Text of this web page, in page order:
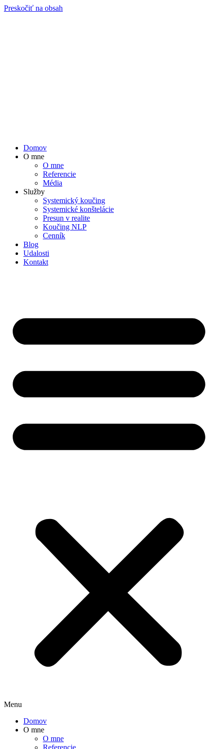
Preskočiť na obsah
Domov
O mne
O mne
Referencie
Média
Služby
Systemický koučing
Systemické konštelácie
Presun v realite
Koučing NLP
Cenník
Blog
Udalosti
Kontakt
Menu
Domov
O mne
O mne
Referencie